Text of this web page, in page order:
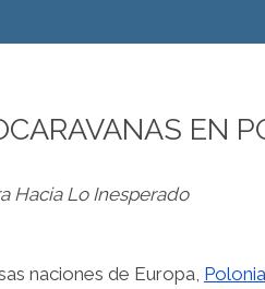
EN
Hacia Lo Inesperado
naciones de Europa, Polonia